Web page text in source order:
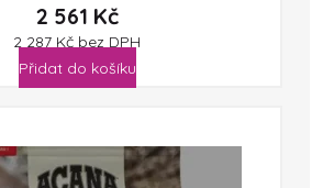
2 561 Kč
2 287 Kč bez DPH
Přidat do košíku